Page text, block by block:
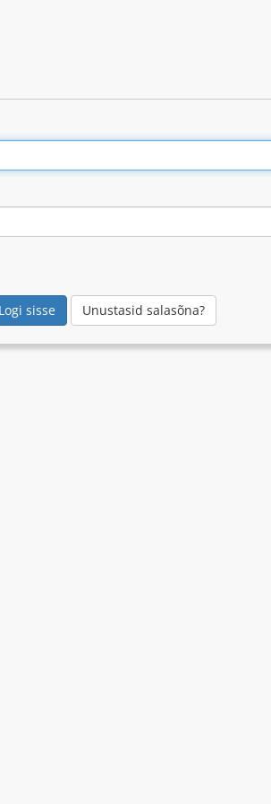
Unustasid salasõna?